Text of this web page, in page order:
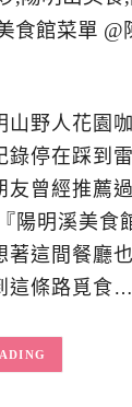
山野人花園
錄停在踩到
友曾經推薦
陽明溪美食
著這間餐廳
這條路覓食…